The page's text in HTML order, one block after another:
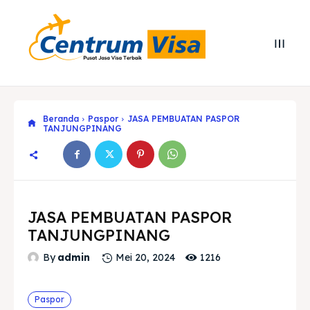
Beranda Paspor
JASA PEMBUATAN PASPOR
TANJUNGPINANG
JASA PEMBUATAN PASPOR
TANJUNGPINANG
By admin Mei 20, 2024 1216
Paspor